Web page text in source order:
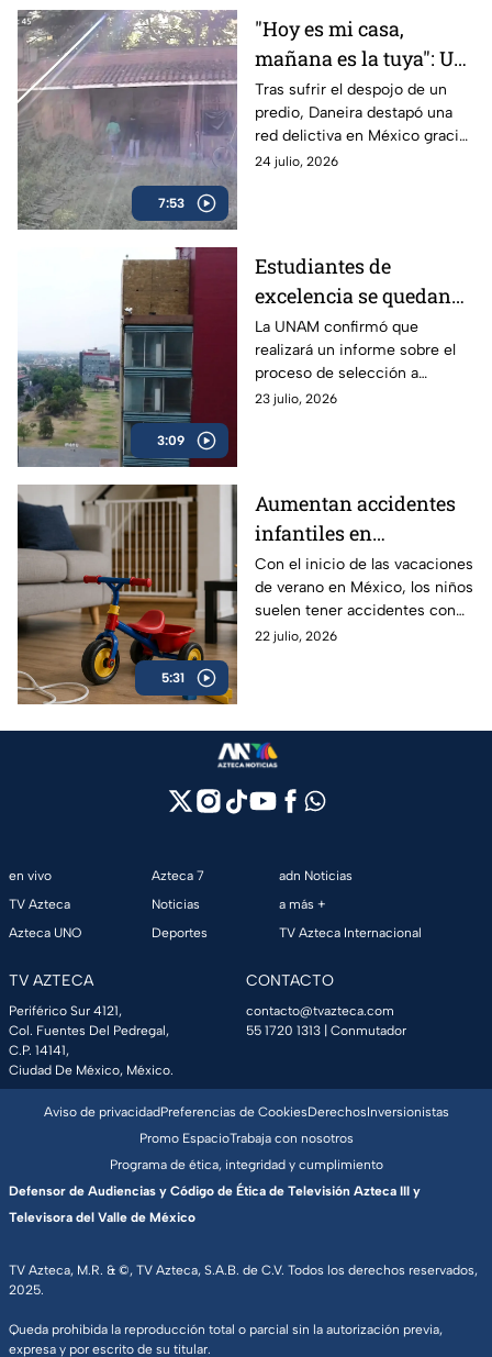
7:53
"Hoy es mi casa,
mañana es la tuya": Un
despojo destapó la red
delictiva
Tras sufrir el despojo de un
predio, Daneira destapó una
red delictiva en México gracias
a la unión de vecinos y pese al
24 julio, 2026
3:09
Estudiantes de
excelencia se quedan
sin un lugar para
cursar la universidad
La UNAM confirmó que
realizará un informe sobre el
proceso de selección a
licenciatura, a fin de aclarar el
23 julio, 2026
5:31
Aumentan accidentes
infantiles en
vacaciones: hasta 84
niños se lesionan cada
hora en México | VIDEO
Con el inicio de las vacaciones
de verano en México, los niños
suelen tener accidentes con
mucha más frecuencia, ¿qué
22 julio, 2026
en vivo
TV Azteca
Azteca UNO
Azteca 7
Noticias
Deportes
adn Noticias
a más +
TV Azteca Internacional
TV AZTECA
Periférico Sur 4121,
Col. Fuentes Del Pedregal,
C.P. 14141,
Ciudad De México, México.
CONTACTO
contacto@tvazteca.com
55 1720 1313 | Conmutador
TV Azteca, M.R. & ©, TV Azteca, S.A.B. de C.V. Todos los derechos reservados,
2025.
Queda prohibida la reproducción total o parcial sin la autorización previa,
expresa y por escrito de su titular.
Aviso de privacidadPreferencias de CookiesDerechosInversionistas
Promo EspacioTrabaja con nosotros
Programa de ética, integridad y cumplimiento
Defensor de Audiencias y Código de Ética de Televisión Azteca III y
Televisora del Valle de México